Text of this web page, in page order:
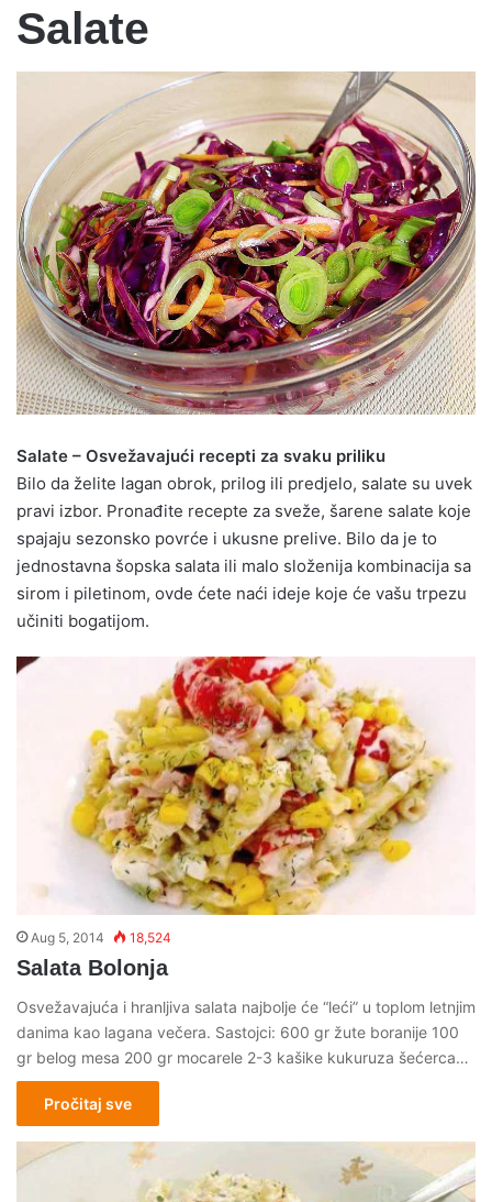
Salata sa susamom i sirom uz pečenje
Pileća salata – video
Salata Mimoza
Salata od riže
Salata od plavog patlidžana
Namaz od jaja i slanine
Salate
Salate – Osvežavajući recepti za svaku priliku
Bilo da želite lagan obrok, prilog ili predjelo, salate su uvek
pravi izbor. Pronađite recepte za sveže, šarene salate koje
spajaju sezonsko povrće i ukusne prelive. Bilo da je to
jednostavna šopska salata ili malo složenija kombinacija sa
sirom i piletinom, ovde ćete naći ideje koje će vašu trpezu
učiniti bogatijom.
Aug 5, 2014 18,524
Salata Bolonja
Osvežavajuća i hranljiva salata najbolje će “leći” u toplom letnjim
danima kao lagana večera. Sastojci: 600 gr žute boranije 100
gr belog mesa 200 gr mocarele 2-3 kašike kukuruza šećerca…
Pročitaj sve